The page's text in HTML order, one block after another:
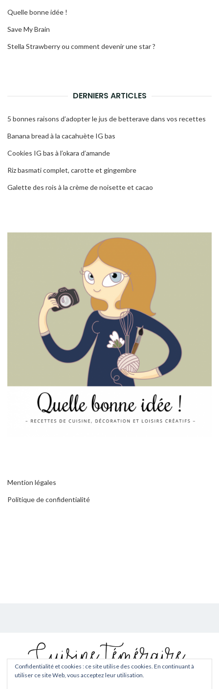
Quelle bonne idée !
Save My Brain
Stella Strawberry ou comment devenir une star ?
DERNIERS ARTICLES
5 bonnes raisons d’adopter le jus de betterave dans vos recettes
Banana bread à la cacahuète IG bas
Cookies IG bas à l’okara d’amande
Riz basmati complet, carotte et gingembre
Galette des rois à la crème de noisette et cacao
Mention légales
Politique de confidentialité
Confidentialité et cookies : ce site utilise des cookies. En continuant à
utiliser ce site Web, vous acceptez leur utilisation.